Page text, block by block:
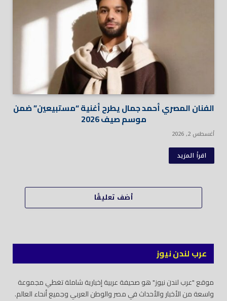
الفنان المصري أحمد جمال يطرح أغنية “مستبيعين” ضمن
موسم صيف 2026
أغسطس 2, 2026
اقرأ المزيد
أضف تعليقًا
عرب لندن نيوز
موقع "عرب لندن نيوز" هو صحيفة عربية إخبارية شاملة تغطي مجموعة
واسعة من الأخبار والأحداث في مصر والوطن العربي وجميع أنحاء العالم.